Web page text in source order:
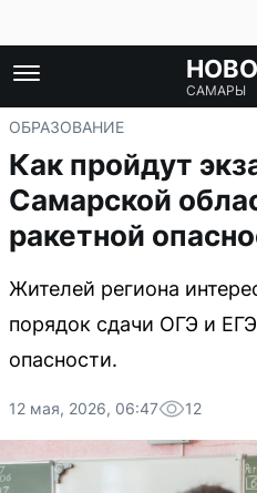
САМАРЫ
ОБРАЗОВАНИЕ
Как пройдут
Самарской
ракетной
Жителей региона
порядок сдачи ОГЭ и
опасности.
12 мая, 2026, 06:47 12